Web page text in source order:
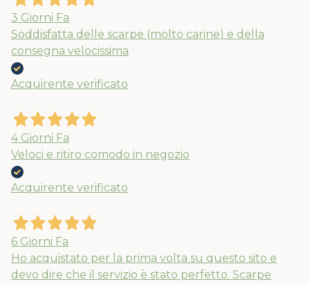
3 Giorni Fa
Soddisfatta delle scarpe (molto carine) e della
consegna velocissima
Acquirente verificato
4 Giorni Fa
Veloci e ritiro comodo in negozio
Acquirente verificato
6 Giorni Fa
Ho acquistato per la prima volta su questo sito e
devo dire che il servizio è stato perfetto. Scarpe